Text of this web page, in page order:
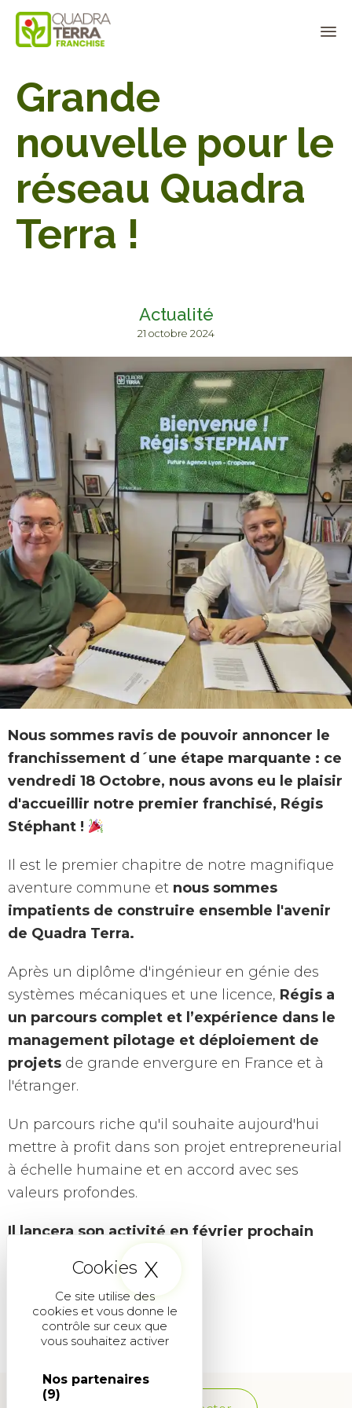
Panneau de gestion des cookies
Ce site utilise des
cookies et vous donne le
contrôle sur ceux que
vous souhaitez activer
Nos partenaires
(9)
X
Grande
nouvelle pour le
réseau Quadra
Terra !
Actualité
21 octobre 2024
Nous sommes ravis de pouvoir annoncer le
franchissement d´une étape marquante : ce
vendredi 18 Octobre, nous avons eu le plaisir
d'accueillir notre premier franchisé, Régis
Stéphant !
Il est le premier chapitre de notre magnifique
aventure commune et nous sommes
impatients de construire ensemble l'avenir
de Quadra Terra.
Après un diplôme d'ingénieur en génie des
systèmes mécaniques et une licence, Régis a
un parcours complet et l’expérience dans le
management pilotage et déploiement de
projets de grande envergure en France et à
l'étranger.
Un parcours riche qu'il souhaite aujourd'hui
mettre à profit dans son projet entrepreneurial
à échelle humaine et en accord avec ses
valeurs profondes.
Il lancera son activité en février prochain
Bienvenue à bord, Régis !